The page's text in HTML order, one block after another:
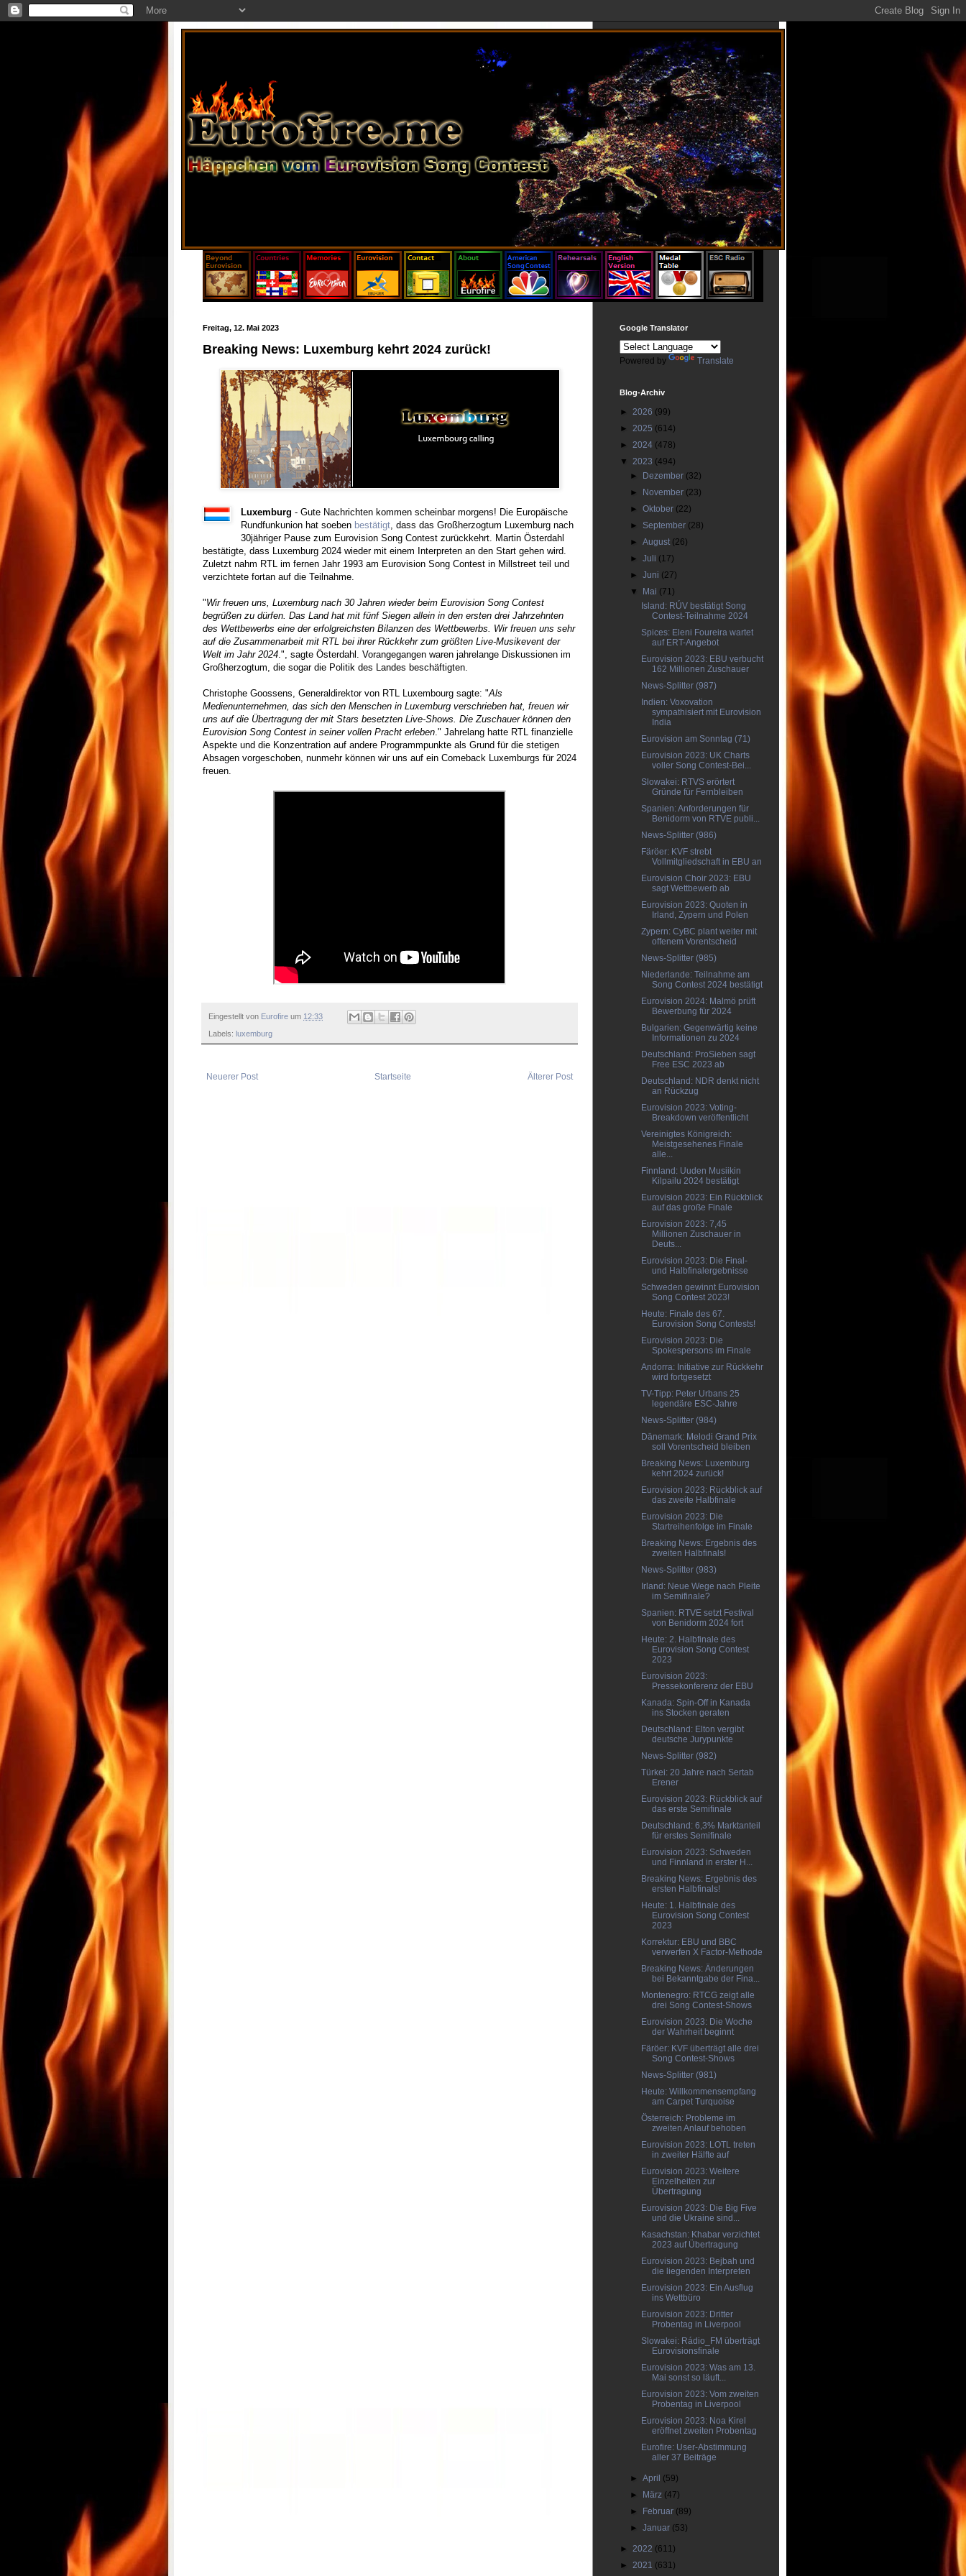
Freitag, 12. Mai 2023
Breaking News: Luxemburg kehrt 2024 zurück!
Luxemburg - Gute Nachrichten kommen scheinbar morgens! Die Europäische
Rundfunkunion hat soeben bestätigt , dass das Großherzogtum Luxemburg nach
30jähriger Pause zum Eurovision Song Contest zurückkehrt. Martin Österdahl
bestätigte, dass Luxemburg 2024 wieder mit einem Interpreten an den Start gehen wird.
Zuletzt nahm RTL im fernen Jahr 1993 am Eurovision Song Contest in Millstreet teil und
verzichtete fortan auf die Teilnahme.
"Wir freuen uns, Luxemburg nach 30 Jahren wieder beim Eurovision Song Contest
begrüßen zu dürfen. Das Land hat mit fünf Siegen allein in den ersten drei Jahrzehnten
des Wettbewerbs eine der erfolgreichsten Bilanzen des Wettbewerbs. Wir freuen uns sehr
auf die Zusammenarbeit mit RTL bei ihrer Rückkehr zum größten Live-Musikevent der
Welt im Jahr 2024 .", sagte Österdahl. Vorangegangen waren jahrelange Diskussionen im
Großherzogtum, die sogar die Politik des Landes beschäftigten.
Christophe Goossens, Generaldirektor von RTL Luxembourg sagte: "Als
Medienunternehmen, das sich den Menschen in Luxemburg verschrieben hat, freuen wir
uns auf die Übertragung der mit Stars besetzten Live-Shows. Die Zuschauer können den
Eurovision Song Contest in seiner vollen Pracht erleben ." Jahrelang hatte RTL finanzielle
Aspekte und die Konzentration auf andere Programmpunkte als Grund für die stetigen
Absagen vorgeschoben, nunmehr können wir uns auf ein Comeback Luxemburgs für 2024
freuen.
Eingestellt von Eurofire um 12:33
Labels: luxemburg
Neuerer Post Älterer Post
Startseite
Google Translator
Powered by Translate
Blog-Archiv
► 2026 (99)
► 2025 (614)
► 2024 (478)
▼ 2023 (494)
►
Dezember (32)
►
November (23)
►Oktober (22)
► September (28)
►August (26)
►Juli (17)
►Juni (27)
▼
Mai (71)
Island: RÚV bestätigt Song
Contest-Teilnahme 2024
Spices: Eleni Foureira wartet
auf ERT-Angebot
Eurovision 2023: EBU verbucht
162 Millionen Zuschauer
News-Splitter (987)
Indien: Voxovation
sympathisiert mit Eurovision
India
Eurovision am Sonntag (71)
Eurovision 2023: UK Charts
voller Song Contest-Bei...
Slowakei: RTVS erörtert
Gründe für Fernbleiben
Spanien: Anforderungen für
Benidorm von RTVE publi...
News-Splitter (986)
Färöer: KVF strebt
Vollmitgliedschaft in EBU an
Eurovision Choir 2023: EBU
sagt Wettbewerb ab
Eurovision 2023: Quoten in
Irland, Zypern und Polen
Zypern: CyBC plant weiter mit
offenem Vorentscheid
News-Splitter (985)
Niederlande: Teilnahme am
Song Contest 2024 bestätigt
Eurovision 2024: Malmö prüft
Bewerbung für 2024
Bulgarien: Gegenwärtig keine
Informationen zu 2024
Deutschland: ProSieben sagt
Free ESC 2023 ab
Deutschland: NDR denkt nicht
an Rückzug
Eurovision 2023: Voting-
Breakdown veröffentlicht
Vereinigtes Königreich:
Meistgesehenes Finale
alle...
Finnland: Uuden Musiikin
Kilpailu 2024 bestätigt
Eurovision 2023: Ein Rückblick
auf das große Finale
Eurovision 2023: 7,45
Millionen Zuschauer in
Deuts...
Eurovision 2023: Die Final-
und Halbfinalergebnisse
Schweden gewinnt Eurovision
Song Contest 2023!
Heute: Finale des 67.
Eurovision Song Contests!
Eurovision 2023: Die
Spokespersons im Finale
Andorra: Initiative zur Rückkehr
wird fortgesetzt
TV-Tipp: Peter Urbans 25
legendäre ESC-Jahre
News-Splitter (984)
Dänemark: Melodi Grand Prix
soll Vorentscheid bleiben
Breaking News: Luxemburg
kehrt 2024 zurück!
Eurovision 2023: Rückblick auf
das zweite Halbfinale
Eurovision 2023: Die
Startreihenfolge im Finale
Breaking News: Ergebnis des
zweiten Halbfinals!
News-Splitter (983)
Irland: Neue Wege nach Pleite
im Semifinale?
Spanien: RTVE setzt Festival
von Benidorm 2024 fort
Heute: 2. Halbfinale des
Eurovision Song Contest
2023
Eurovision 2023:
Pressekonferenz der EBU
Kanada: Spin-Off in Kanada
ins Stocken geraten
Deutschland: Elton vergibt
deutsche Jurypunkte
News-Splitter (982)
Türkei: 20 Jahre nach Sertab
Erener
Eurovision 2023: Rückblick auf
das erste Semifinale
Deutschland: 6,3% Marktanteil
für erstes Semifinale
Eurovision 2023: Schweden
und Finnland in erster H...
Breaking News: Ergebnis des
ersten Halbfinals!
Heute: 1. Halbfinale des
Eurovision Song Contest
2023
Korrektur: EBU und BBC
verwerfen X Factor-Methode
Breaking News: Änderungen
bei Bekanntgabe der Fina...
Montenegro: RTCG zeigt alle
drei Song Contest-Shows
Eurovision 2023: Die Woche
der Wahrheit beginnt
Färöer: KVF überträgt alle drei
Song Contest-Shows
News-Splitter (981)
Heute: Willkommensempfang
am Carpet Turquoise
Österreich: Probleme im
zweiten Anlauf behoben
Eurovision 2023: LOTL treten
in zweiter Hälfte auf
Eurovision 2023: Weitere
Einzelheiten zur
Übertragung
Eurovision 2023: Die Big Five
und die Ukraine sind...
Kasachstan: Khabar verzichtet
2023 auf Übertragung
Eurovision 2023: Bejbah und
die liegenden Interpreten
Eurovision 2023: Ein Ausflug
ins Wettbüro
Eurovision 2023: Dritter
Probentag in Liverpool
Slowakei: Rádio_FM überträgt
Eurovisionsfinale
Eurovision 2023: Was am 13.
Mai sonst so läuft...
Eurovision 2023: Vom zweiten
Probentag in Liverpool
Eurovision 2023: Noa Kirel
eröffnet zweiten Probentag
Eurofire: User-Abstimmung
aller 37 Beiträge
►April (59)
►
März (47)
►
Februar (89)
►Januar (53)
► 2022 (611)
► 2021 (631)